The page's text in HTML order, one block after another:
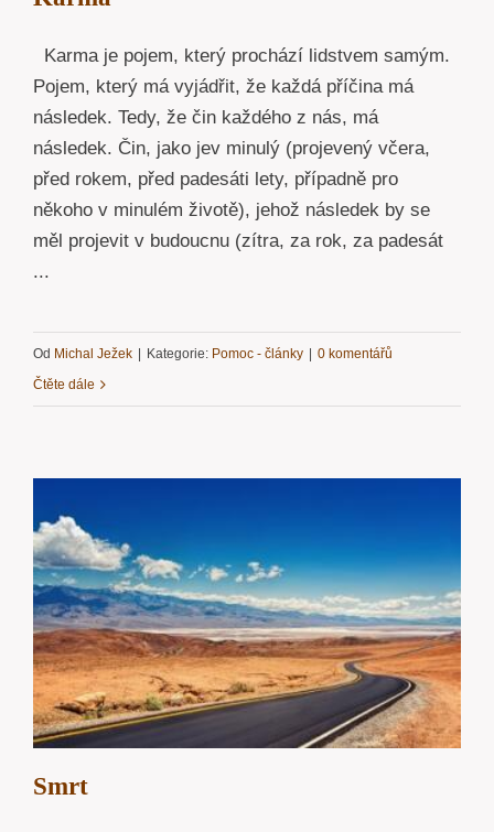
Karma je pojem, který prochází lidstvem samým.
Pojem, který má vyjádřit, že každá příčina má
následek. Tedy, že čin každého z nás, má
následek. Čin, jako jev minulý (projevený včera,
před rokem, před padesáti lety, případně pro
někoho v minulém životě), jehož následek by se
měl projevit v budoucnu (zítra, za rok, za padesát
...
Od Michal Ježek | Kategorie: Pomoc - články | 0 komentářů
Čtěte dále
Smrt